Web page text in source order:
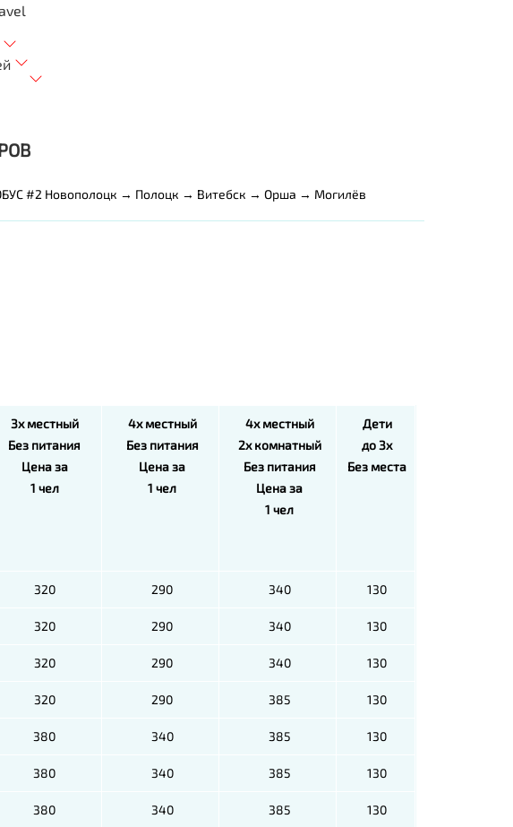
#2 Новополоцк → Полоцк → Витебск → Орша → Могилёв
3х местный
Без питания
Цена за
1 чел
4х местный
Без питания
Цена за
1 чел
4х местный
2х комнатный
Без питания
Цена за
1 чел
Дети
до 3х
Без места
320 290 340 130
320 290 340 130
320 290 340 130
320 290 385 130
380 340 385 130
380 340 385 130
380 340 385 130